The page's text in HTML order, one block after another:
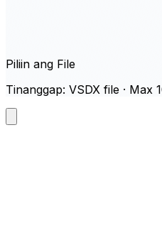
Piliin ang File
Tinanggap: VSDX file · Max